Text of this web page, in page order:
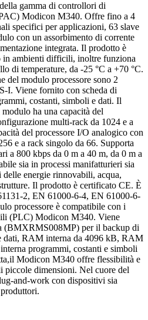
gamma di controllori di
Modicon M340. Offre fino a 4
specifici per applicazioni, 63 slave
con un assorbimento di corrente
integrata. Il prodotto è
in ambienti difficili, inoltre funziona
di temperature, da -25 °C a +70 °C.
del modulo processore sono 2
I. Viene fornito con scheda di
costanti, simboli e dati. Il
ha una capacità del
multi-rack da 1024 e a
del processore I/O analogico con
e a rack singolo da 66. Supporta
a 800 kbps da 0 m a 40 m, da 0 m a
sia in processi manifatturieri sia
energie rinnovabili, acqua,
Il prodotto è certificato CE. È
2, EN 61000-6-4, EN 61000-6-
processore è compatibile con i
(PLC) Modicon M340. Viene
(BMXRMS008MP) per il backup di
dati, RAM interna da 4096 kB, RAM
programmi, costanti e simboli
Modicon M340 offre flessibilità e
piccole dimensioni. Nel cuore del
and-work con dispositivi sia